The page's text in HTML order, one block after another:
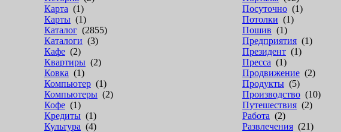
Карта (1)
Карты (1)
Каталог (2855)
Каталоги (3)
Кафе (2)
Квартиры (2)
Ковка (1)
Компьютер (1)
Компьютеры (2)
Кофе (1)
Кредиты (1)
Культура (4)
Посуточно (1)
Потолки (1)
Пошив (1)
Предприятия (1)
Президент (1)
Пресса (1)
Продвижение (2)
Продукты (5)
Производство (10)
Путешествия (2)
Работа (2)
Развлечения (21)